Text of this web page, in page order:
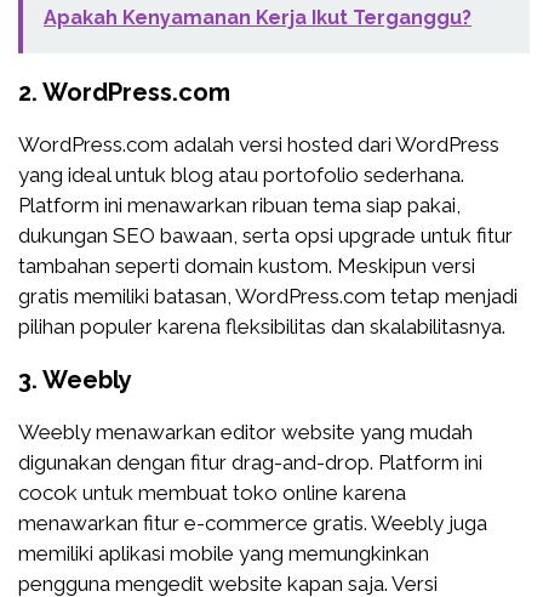
Apakah Kenyamanan Kerja Ikut Terganggu?
2. WordPress.com
WordPress.com adalah versi hosted dari WordPress
yang ideal untuk blog atau portofolio sederhana.
Platform ini menawarkan ribuan tema siap pakai,
dukungan SEO bawaan, serta opsi upgrade untuk fitur
tambahan seperti domain kustom. Meskipun versi
gratis memiliki batasan, WordPress.com tetap menjadi
pilihan populer karena fleksibilitas dan skalabilitasnya.
3. Weebly
Weebly menawarkan editor website yang mudah
digunakan dengan fitur drag-and-drop. Platform ini
cocok untuk membuat toko online karena
menawarkan fitur e-commerce gratis. Weebly juga
memiliki aplikasi mobile yang memungkinkan
pengguna mengedit website kapan saja. Versi